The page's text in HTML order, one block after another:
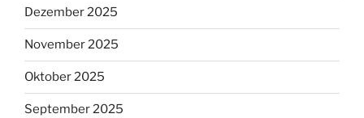
Dezember 2025
November 2025
Oktober 2025
September 2025